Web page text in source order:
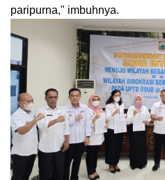
paripurna," imbuhnya.